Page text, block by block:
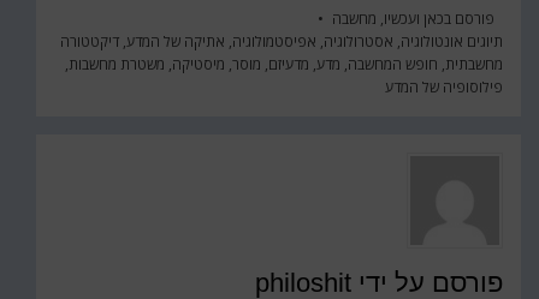
פורסם בכאן ועכשיו, מחשבה
תיוגים אונטולוגיה, אסטרולוגיה, אפיסטמולוגיה, אתיקה של המדע, דיקטטורה
מחשבתית, חופש המחשבה, מדע, מדעיזם, מוסר, מיסטיקה, משטרת מחשבות,
פילוסופיה של המדע
פורסם על ידי philoshit